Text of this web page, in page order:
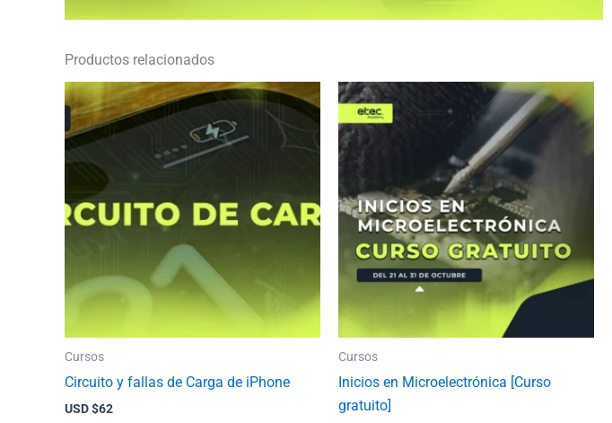
Productos relacionados
Cursos
Circuito y fallas de Carga de iPhone
USD $62
Cursos
Inicios en Microelectrónica [Curso
gratuito]